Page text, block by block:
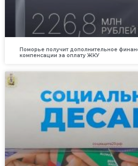
Поморье получит дополнительное
компенсации за оплату ЖКУ